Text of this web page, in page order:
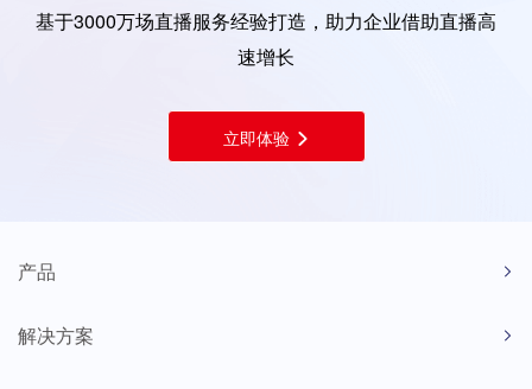
基于3000万场直播服务经验打造，助力企业借助直播高
速增长
立即体验
产品
解决方案